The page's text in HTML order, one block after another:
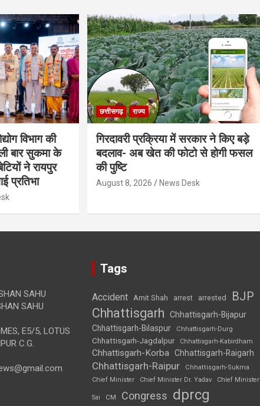
विभाग की
बार सुकमा के
ने रायपुर
प्रतिभा
छत्तीसगढ़ राज्य
गिरदावरी प्रक्रिया में सरकार ने किए बड़े
बदलाव- अब खेत की फोटो से होगी फसल
की पुष्टि
August 8, 2026 News Desk
SAHU
SAHU
E5/5, LOTUS
C.G.
Tags
Accident Amit Shah arrest arrested BJP
Chhattisgarh
Chhattisgarh-Bijapur
Chhattisgarh-Bilaspur
Chhattisgarh-Durg
Chhattisgarh-Jagdalpur Chhattisgarh-Kabirdham
Chhattisgarh-Korba Chhattisgarh-Raigarh
Chhattisgarh-Raipur
Chhattisgarh-Sukma
Chief Minister
Chief Minister Dr. Yadav Chief Minister
Sai CM Congress dprcg